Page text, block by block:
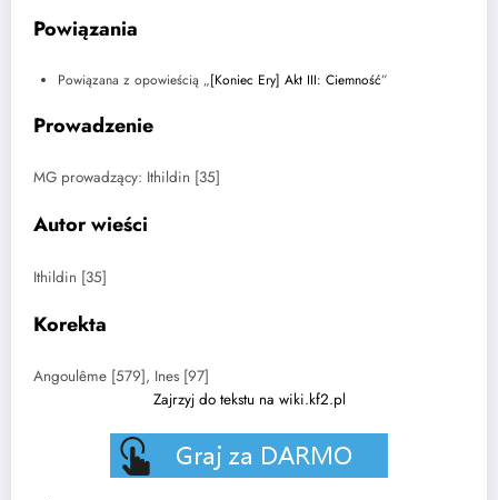
Powiązania
Powiązana z opowieścią „[Koniec Ery] Akt III: Ciemność”
Prowadzenie
MG prowadzący: Ithildin [35]
Autor wieści
Ithildin [35]
Korekta
Angoulême [579], Ines [97]
Zajrzyj do tekstu na wiki.kf2.pl